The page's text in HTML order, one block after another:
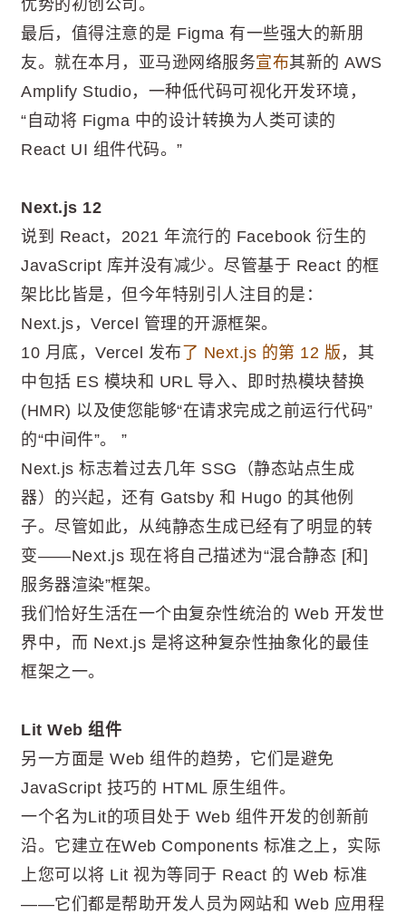
优势的初创公司。
最后，值得注意的是 Figma 有一些强大的新朋
友。就在本月，亚马逊网络服务宣布其新的 AWS
Amplify Studio，一种低代码可视化开发环境，
“自动将 Figma 中的设计转换为人类可读的
React UI 组件代码。”
Next.js 12
说到 React，2021 年流行的 Facebook 衍生的
JavaScript 库并没有减少。尽管基于 React 的框
架比比皆是，但今年特别引人注目的是：
Next.js，Vercel 管理的开源框架。
10 月底，Vercel 发布 了 Next.js 的第 12 版 ，其
中包括 ES 模块和 URL 导入、即时热模块替换
(HMR) 以及使您能够“在请求完成之前运行代码”
的“中间件”。 ”
Next.js 标志着过去几年 SSG（静态站点生成
器）的兴起，还有 Gatsby 和 Hugo 的其他例
子。尽管如此，从纯静态生成已经有了明显的转
变——Next.js 现在将自己描述为“混合静态 [和]
服务器渲染”框架。
我们恰好生活在一个由复杂性统治的 Web 开发世
界中，而 Next.js 是将这种复杂性抽象化的最佳
框架之一。
Lit Web 组件
另一方面是 Web 组件的趋势，它们是避免
JavaScript 技巧的 HTML 原生组件。
一个名为Lit的项目处于 Web 组件开发的创新前
沿。它建立在Web Components 标准之上，实际
上您可以将 Lit 视为等同于 React 的 Web 标准
——它们都是帮助开发人员为网站和 Web 应用程